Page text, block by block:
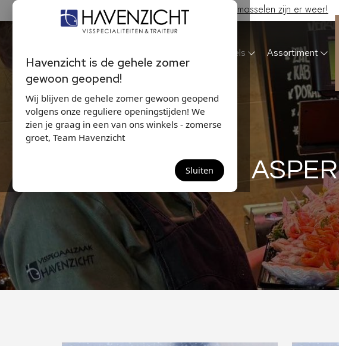
Havenzicht is de gehele zomer
gewoon geopend!
Wij blijven de gehele zomer gewoon geopend
volgens onze reguliere openingstijden! We
zien je graag in een van ons winkels - zomerse
groet, Team Havenzicht
Sluiten
Hollandse Nieuwe & Zeeuwse bodem mosselen zijn er weer!
Winkels Assortiment